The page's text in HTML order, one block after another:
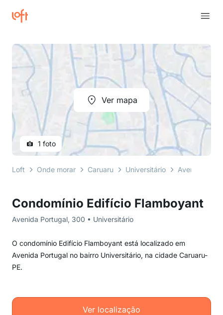
Condomínio Edifício Flamboyant
Avenida Portugal, 300 • Universitário
O condomínio Edifício Flamboyant está localizado em
Avenida Portugal no bairro Universitário, na cidade Caruaru-
PE.
Ver localização
Ver mapa
1 foto
Loft Onde morar Caruaru Universitário Avenida